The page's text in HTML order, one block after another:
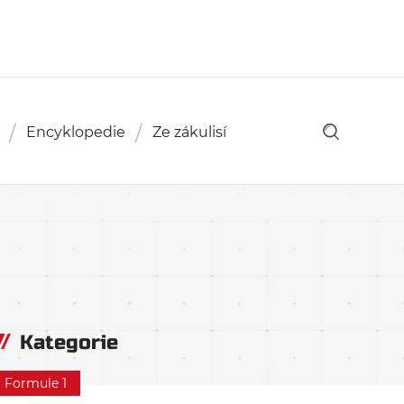
Encyklopedie Ze zákulisí
Kategorie
Formule 1